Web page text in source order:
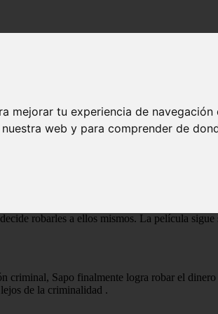
mejorar tu experiencia de
web y para comprender de
Final Explicado
Final Explicado
sigue la historia de un ladrón llamado
robarles a ellos mismos. La película
criminal, Sapo finalmente logra robar el
de la criminalidad .